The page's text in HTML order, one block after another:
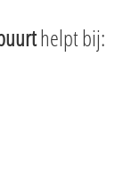
helpt bij: